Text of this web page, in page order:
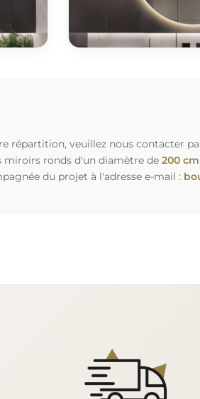
répartition, veuillez nous contacter
miroirs ronds d'un diamètre de 200 cm
du projet à l'adresse e-mail :